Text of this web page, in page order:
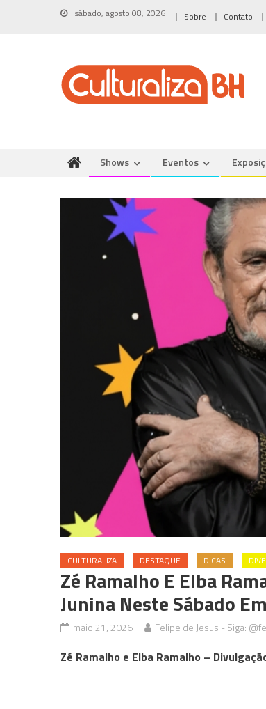
sábado, agosto 08, 2026 Sobre Contato
Shows Eventos
CULTURALIZA DESTAQUE DICAS
Zé Ramalho E Elba
Junina Neste Sábado
maio 21, 2026 Felipe de Jesus - Siga:
Zé Ramalho e Elba Ramalho –